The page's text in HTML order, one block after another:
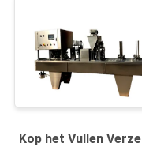
Kop het Vullen